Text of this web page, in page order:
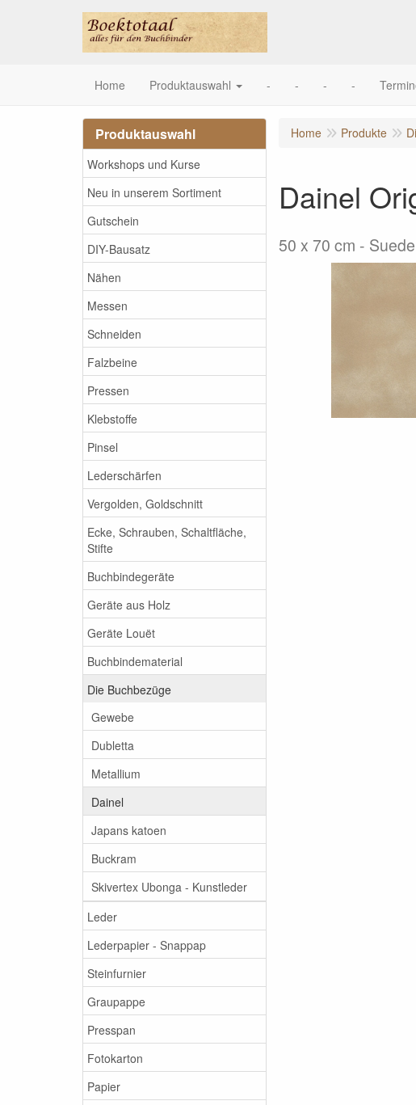
Home Produktauswahl - - - -
Produktauswahl
Workshops und Kurse
Neu in unserem Sortiment
Gutschein
DIY-Bausatz
Nähen
Messen
Schneiden
Falzbeine
Pressen
Klebstoffe
Pinsel
Lederschärfen
Vergolden, Goldschnitt
Ecke, Schrauben, Schaltfläche,
Stifte
Buchbindegeräte
Geräte aus Holz
Geräte Louët
Buchbindematerial
Die Buchbezüge
Gewebe
Dubletta
Metallium
Dainel
Japans katoen
Buckram
Skivertex Ubonga - Kunstleder
Leder
Lederpapier - Snappap
Steinfurnier
Graupappe
Presspan
Fotokarton
Papier
Home Produkte
Dainel
50 x 70 cm